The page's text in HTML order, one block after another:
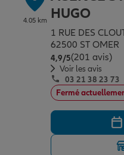
4.05 km
HUGO
1 RUE DES
62500 ST OMER
4,9/5Note de 4.9 sur 5
(201 avis)
Voir les avis
03 21 38 23 73
Fermé